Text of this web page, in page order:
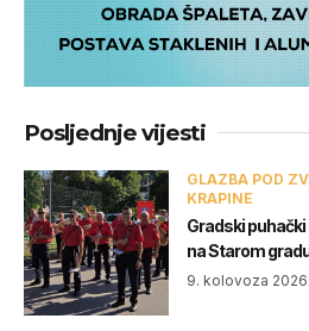
Posljednje vijesti
GLAZBA POD
KRAPINE
Gradski
na Starom
9. kolovoza 2026.